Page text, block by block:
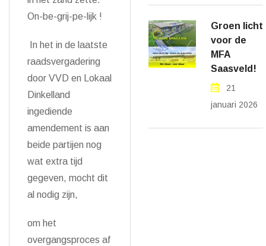
On-be-grij-pe-lijk !
In het in de laatste
raadsvergadering
door VVD en Lokaal
Dinkelland
ingediende
amendement is aan
beide partijen nog
wat extra tijd
gegeven, mocht dit
al nodig zijn,
om het
overgangsproces af
Groen licht
voor de
MFA
Saasveld!
21
januari 2026